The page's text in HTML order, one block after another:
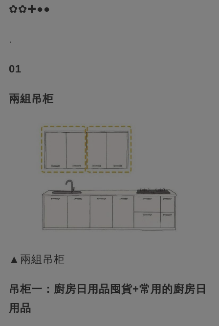
✿✿✚●●
.
01
兩組吊柜
▲兩組吊柜
吊柜一：廚房日用品囤貨+常用的廚房日
用品